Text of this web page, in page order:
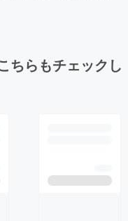
ちらもチェックし